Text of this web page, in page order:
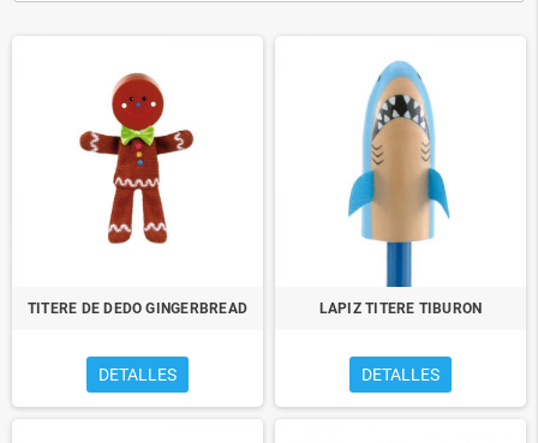
TITERE DE DEDO GINGERBREAD
DETALLES
LAPIZ TITERE TIBURON
DETALLES